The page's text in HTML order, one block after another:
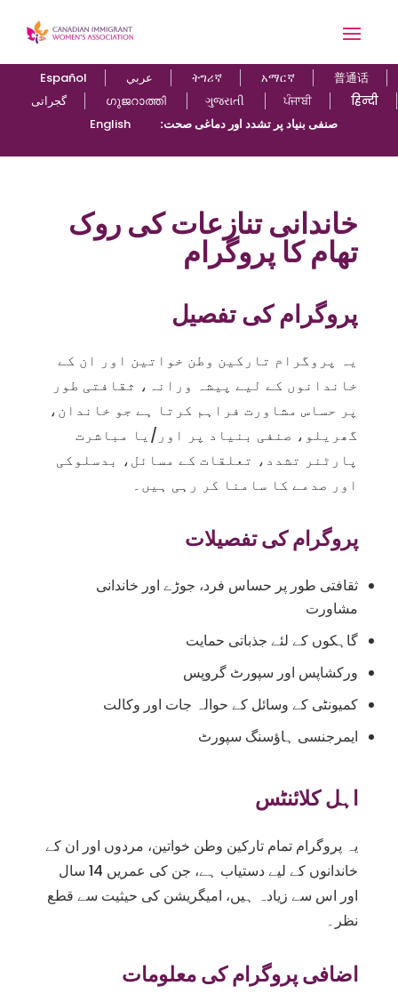
Español عربي ትግሪኛ አማርኛ
普通话
گجراتی
ഗുജറാത്തി ગુજરાતી ਪੰਜਾਬੀ
हिन्दी
English
:صنفی بنیاد پر تشدد اور دماغی صحت
خاندانی تنازعات کی روک
تھام کا پروگرام
پروگرام کی تفصیل
یہ پروگرام تارکین وطن خواتین اور ان کے
خاندانوں کے لیے پیشہ ورانہ، ثقافتی طور
پر حساس مشاورت فراہم کرتا ہے جو خاندان،
گھریلو، صنفی بنیاد پر اور/یا مباشرت
پارٹنر تشدد، تعلقات کے مسائل، بدسلوکی
اور صدمے کا سامنا کر رہی ہیں۔
پروگرام کی تفصیلات
ثقافتی طور پر حساس فرد، جوڑے اور خاندانی
مشاورت
گاہکوں کے لئے جذباتی حمایت
ورکشاپس اور سپورٹ گروپس
کمیونٹی کے وسائل کے حوالہ جات اور وکالت
ایمرجنسی ہاؤسنگ سپورٹ
اہل کلائنٹس
یہ پروگرام تمام تارکین وطن خواتین، مردوں اور ان کے
خاندانوں کے لیے دستیاب ہے، جن کی عمریں 14 سال
اور اس سے زیادہ ہیں، امیگریشن کی حیثیت سے قطع
نظر۔
اضافی پروگرام کی معلومات